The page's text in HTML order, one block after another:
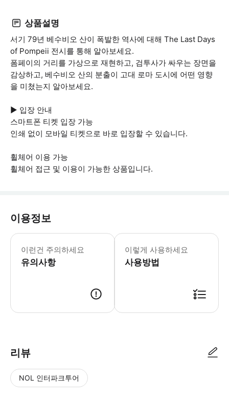
상품설명
서기 79년 베수비오 산이 폭발한 역사에 대해 The Last Days
of Pompeii 전시를 통해 알아보세요.
폼페이의 거리를 가상으로 재현하고, 검투사가 싸우는 장면을
감상하고, 베수비오 산의 분출이 고대 로마 도시에 어떤 영향
을 미쳤는지 알아보세요.
▶ 입장 안내
스마트폰 티켓 입장 가능
인쇄 없이 모바일 티켓으로 바로 입장할 수 있습니다.
휠체어 이용 가능
휠체어 접근 및 이용이 가능한 상품입니다.
이용정보
이런건 주의하세요
유의사항
▶ 꼭 알아두세요 만 3세 이하 어린이
이렇게 사용하세요
사용방법
리뷰
NOL 인터파크투어